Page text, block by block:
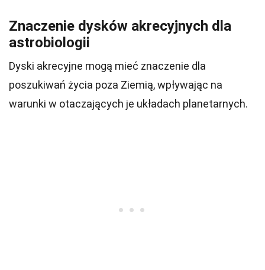
Znaczenie dysków akrecyjnych dla
astrobiologii
Dyski akrecyjne mogą mieć znaczenie dla
poszukiwań życia poza Ziemią, wpływając na
warunki w otaczających je układach planetarnych.